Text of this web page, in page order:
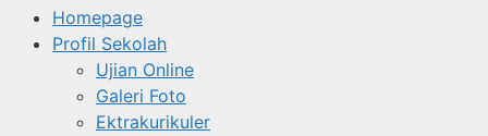
Homepage
Profil Sekolah
Ujian Online
Galeri Foto
Ektrakurikuler